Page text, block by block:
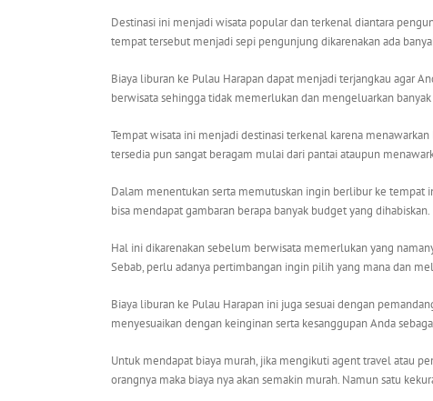
Destinasi ini menjadi wisata popular dan terkenal diantara
tempat tersebut menjadi sepi pengunjung dikarenakan ada
Biaya liburan ke Pulau Harapan dapat menjadi terjangkau agar
berwisata sehingga tidak memerlukan dan mengeluarkan banyak
Tempat wisata ini menjadi destinasi terkenal karena
tersedia pun sangat beragam mulai dari pantai ataupun
Dalam menentukan serta memutuskan ingin berlibur ke tempat
bisa mendapat gambaran berapa banyak budget yang dihabiskan.
Hal ini dikarenakan sebelum berwisata memerlukan yang
Sebab, perlu adanya pertimbangan ingin pilih yang mana dan
Biaya liburan ke Pulau Harapan ini juga sesuai dengan
menyesuaikan dengan keinginan serta kesanggupan Anda
Untuk mendapat biaya murah, jika mengikuti agent travel atau
orangnya maka biaya nya akan semakin murah. Namun satu